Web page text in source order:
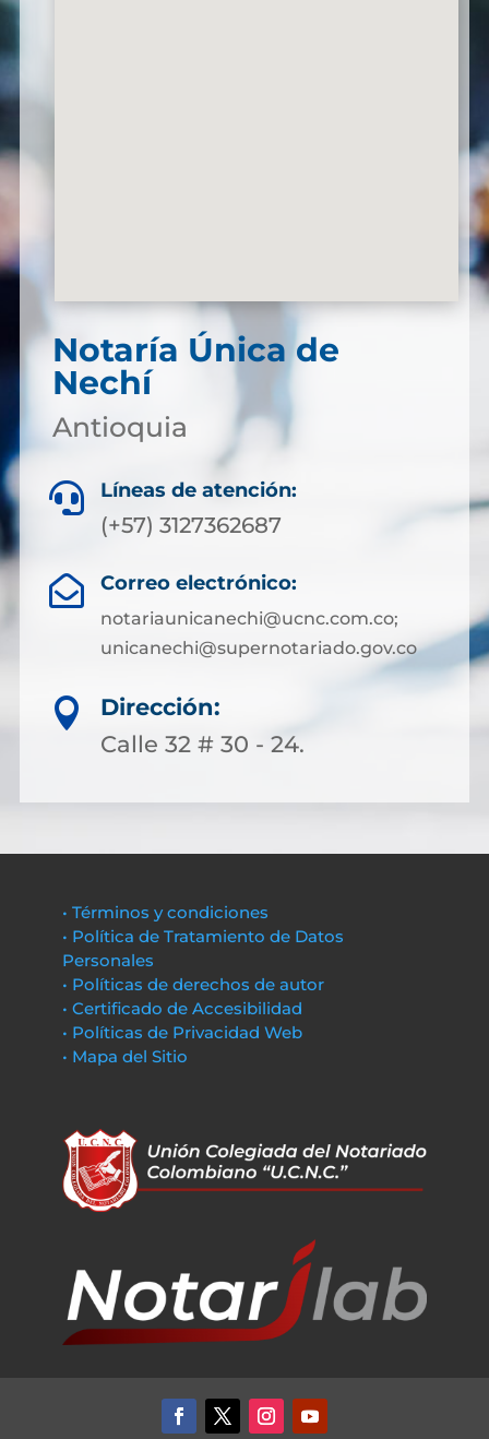
Notaría Única de
Nechí
Antioquia
 Líneas de atención:
(+57) 3127362687
 Correo electrónico:
notariaunicanechi@ucnc.com.co;
unicanechi@supernotariado.gov.co

Dirección:
Calle 32 # 30 - 24.
• Términos y condiciones
• Política de Tratamiento de Datos
Personales
• Políticas de derechos de autor
• Certificado de Accesibilidad
• Políticas de Privacidad Web
• Mapa del Sitio